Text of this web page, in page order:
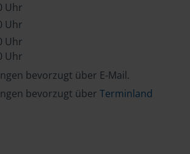
Uhr
Uhr
Uhr
Uhr
bevorzugt über E-Mail.
bevorzugt über Terminland